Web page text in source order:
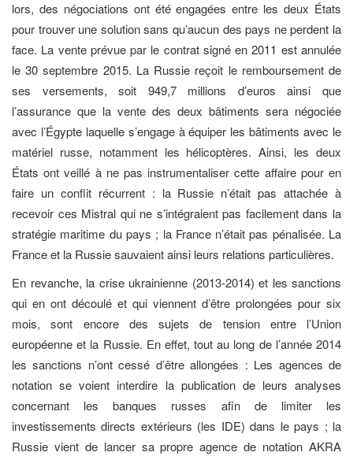
lors, des négociations ont été engagées entre les deux États
pour trouver une solution sans qu’aucun des pays ne perdent la
face. La vente prévue par le contrat signé en 2011 est annulée
le 30 septembre 2015. La Russie reçoit le remboursement de
ses versements, soit 949,7 millions d’euros ainsi que
l’assurance que la vente des deux bâtiments sera négociée
avec l’Égypte laquelle s’engage à équiper les bâtiments avec le
matériel russe, notam­ment les hélicoptères. Ainsi, les deux
États ont veillé à ne pas instrumenta­liser cette affaire pour en
faire un conflit récurrent : la Russie n’était pas attachée à
recevoir ces Mistral qui ne s’intégraient pas facilement dans la
stratégie maritime du pays ; la France n’était pas pénalisée. La
France et la Russie sauvaient ainsi leurs relations particulières.
En revanche, la crise ukrainienne (2013-2014) et les sanctions
qui en ont découlé et qui viennent d’être prolongées pour six
mois, sont encore des sujets de tension entre l’Union
européenne et la Russie. En effet, tout au long de l’année 2014
les sanctions n’ont cessé d’être allongées : Les agences de
notation se voient interdire la publication de leurs analyses
concernant les banques russes afin de limiter les
investissements directs extérieurs (les IDE) dans le pays ; la
Russie vient de lancer sa propre agence de notation AKRA